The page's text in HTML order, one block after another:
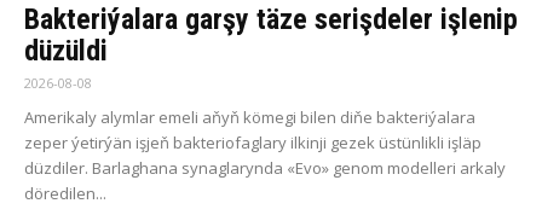
Bakteriýalara garşy täze serişdeler işlenip
düzüldi
2026-08-08
Amerikaly alymlar emeli aňyň kömegi bilen diňe bakteriýalara
zeper ýetirýän işjeň bakteriofaglary ilkinji gezek üstünlikli işläp
düzdiler. Barlaghana synaglarynda «Evo» genom modelleri arkaly
döredilen...